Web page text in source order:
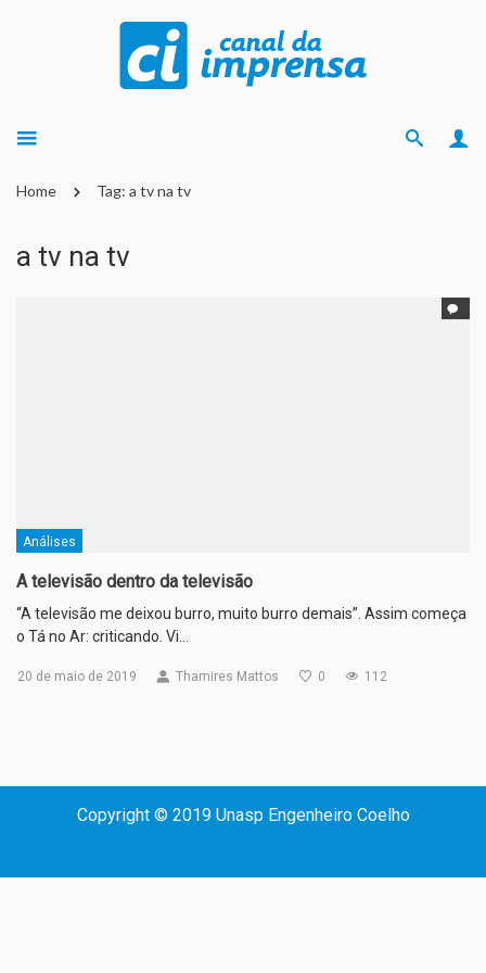
Home Tag: a tv na tv
a tv na tv
Análises
A televisão dentro da televisão
“A televisão me deixou burro, muito burro demais”. Assim começa
o Tá no Ar: criticando. Vi…
20 de maio de 2019 Thamires Mattos 0 112
Copyright © 2019 Unasp Engenheiro Coelho